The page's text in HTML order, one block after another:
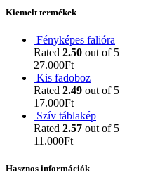
Kiemelt termékek
Fényképes falióra
Rated 2.50 out of 5
27.000Ft
Kis fadoboz
Rated 2.49 out of 5
17.000Ft
Szív táblakép
Rated 2.57 out of 5
11.000Ft
Hasznos információk